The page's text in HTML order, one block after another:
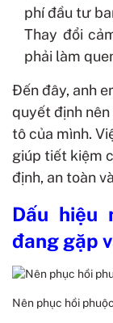
phí đầu tư
Thay đổi
phải làm
Đến đây, anh
quyết định
tô của mình.
giúp tiết kiệm
định, an toàn
Dấu hiệu
đang gặp
Nên phục hồi